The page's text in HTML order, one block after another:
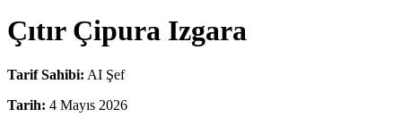
Çıtır Çipura Izgara
Tarif Sahibi: AI Şef
Tarih: 4 Mayıs 2026